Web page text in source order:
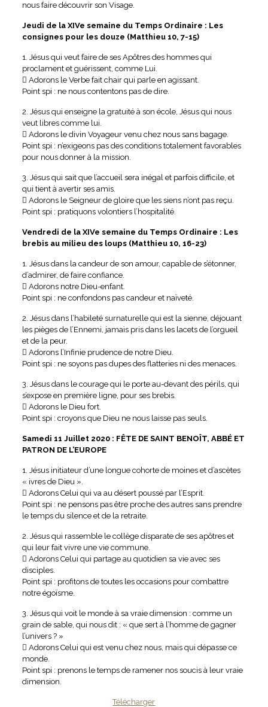
nous faire découvrir son Visage.
Jeudi de la XIVe semaine du Temps Ordinaire : Les
consignes pour les douze (Matthieu 10, 7-15)
1. Jésus qui veut faire de ses Apôtres des hommes qui
proclament et guérissent, comme Lui.
 Adorons le Verbe fait chair qui parle en agissant.
Point spi : ne nous contentons pas de dire.
2. Jésus qui enseigne la gratuité à son école, Jésus qui nous
veut libres comme lui.
 Adorons le divin Voyageur venu chez nous sans bagage.
Point spi : n’exigeons pas des conditions totalement favorables
pour nous donner à la mission.
3. Jésus qui sait que l’accueil sera inégal et parfois difficile, et
qui tient à avertir ses amis.
 Adorons le Seigneur de gloire que les siens n’ont pas reçu.
Point spi : pratiquons volontiers l’hospitalité.
Vendredi de la XIVe semaine du Temps Ordinaire : Les
brebis au milieu des loups (Matthieu 10, 16-23)
1. Jésus dans la candeur de son amour, capable de s’étonner,
d’admirer, de faire confiance.
 Adorons notre Dieu-enfant.
Point spi : ne confondons pas candeur et naïveté.
2. Jésus dans l’habileté surnaturelle qui est la sienne, déjouant
les pièges de l’Ennemi, jamais pris dans les lacets de l’orgueil
et de la peur.
 Adorons l’Infinie prudence de notre Dieu.
Point spi : ne soyons pas dupes des flatteries ni des menaces.
3. Jésus dans le courage qui le porte au-devant des périls, qui
s’expose en première ligne, pour ses brebis.
 Adorons le Dieu fort.
Point spi : croyons que Dieu ne nous laisse pas seuls.
Samedi 11 Juillet 2020 : FÊTE DE SAINT BENOÎT, ABBÉ ET
PATRON DE L’EUROPE
1. Jésus initiateur d’une longue cohorte de moines et d’ascètes
« ivres de Dieu ».
 Adorons Celui qui va au désert poussé par l’Esprit.
Point spi : ne pensons pas être proche des autres sans prendre
le temps du silence et de la retraite.
2. Jésus qui rassemble le collège disparate de ses apôtres et
qui leur fait vivre une vie commune.
 Adorons Celui qui partage au quotidien sa vie avec ses
disciples.
Point spi : profitons de toutes les occasions pour combattre
notre égoïsme.
3. Jésus qui voit le monde à sa vraie dimension : comme un
grain de sable, qui nous dit : « que sert à l’homme de gagner
l’univers ? »
 Adorons Celui qui est venu chez nous, mais qui dépasse ce
monde.
Point spi : prenons le temps de ramener nos soucis à leur vraie
dimension.
Télécharger